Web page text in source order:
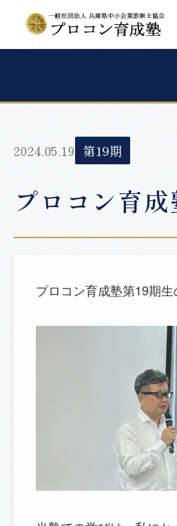
2024.05.19 第19期
プロコン育
プロコン育成塾第19期生